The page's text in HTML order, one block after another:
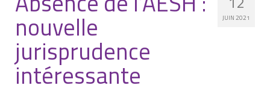
Nous connaître
Notre histoire
Nos missions et nos valeurs
Notre équipe
JUIN 2021
nouvelle
jurisprudence
intéressante